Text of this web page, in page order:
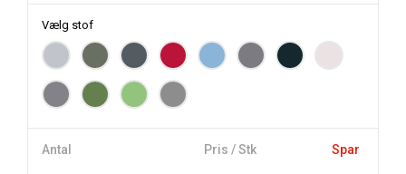
Vælg stof
Antal Pris / Stk Spar